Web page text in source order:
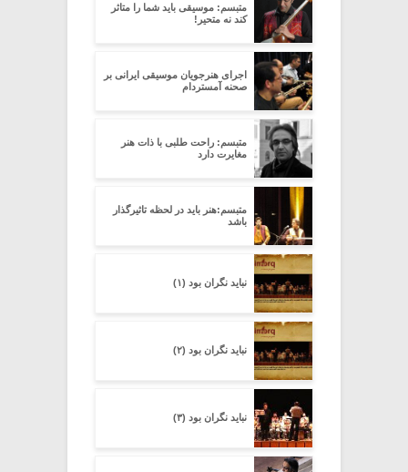
متبسم: موسیقی باید شما را متاثر
کند نه متحیر!
اجرای هنرجویان موسیقی ایرانی بر
صحنه آمستردام
متبسم: راحت طلبی با ذات هنر
مغایرت دارد
متبسم:هنر باید در لحظه تاثیرگذار
باشد
نباید نگران بود (۱)
نباید نگران بود (۲)
نباید نگران بود (۳)